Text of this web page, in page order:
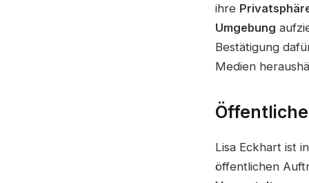
ihre
Umgebung
Bestätigung
Medien
Lisa Eckhart ist
öffentlichen